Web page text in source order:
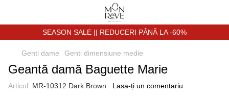
SEASON SALE || REDUCERI PÂNĂ LA -60%
Genti dame Genti dimensiune medie
Geantă damă Baguette Marie
Articol: MR-10312 Dark Brown Lasa-ți un comentariu